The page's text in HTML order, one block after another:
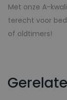
Met onze A-
terecht voor
of oldtimers!